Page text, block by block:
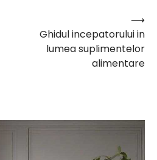
Ghidul incepatorului in
lumea suplimentelor
alimentare
⟶